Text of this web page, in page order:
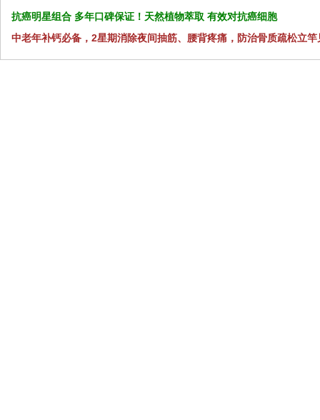
抗癌明星组合 多年口碑保证！天然植物萃取 有效对抗癌细胞
中老年补钙必备，2星期消除夜间抽筋、腰背疼痛，防治骨质疏松立竿